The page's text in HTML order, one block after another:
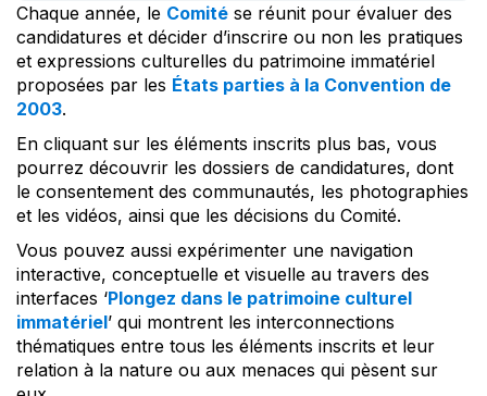
Chaque année, le Comité se réunit pour évaluer des
candidatures et décider d’inscrire ou non les pratiques
et expressions culturelles du patrimoine immatériel
proposées par les États parties à la Convention de
2003.
En cliquant sur les éléments inscrits plus bas, vous
pourrez découvrir les dossiers de candidatures, dont
le consentement des communautés, les photographies
et les vidéos, ainsi que les décisions du Comité.
Vous pouvez aussi expérimenter une navigation
interactive, conceptuelle et visuelle au travers des
interfaces ‘Plongez dans le patrimoine culturel
immatériel’ qui montrent les interconnections
thématiques entre tous les éléments inscrits et leur
relation à la nature ou aux menaces qui pèsent sur